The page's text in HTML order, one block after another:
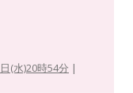
(水)20時54分 |